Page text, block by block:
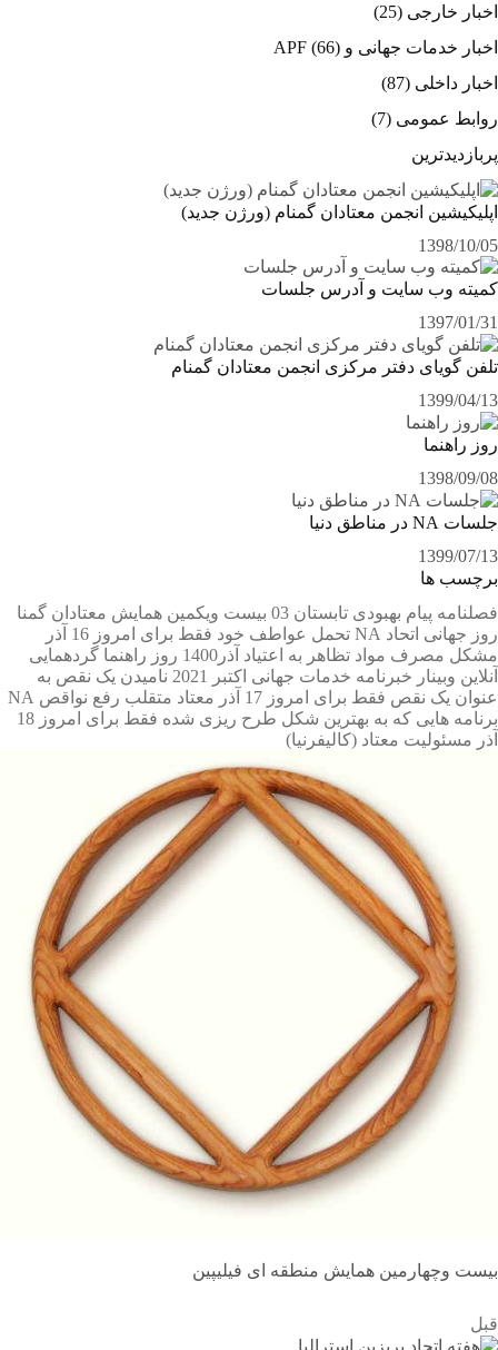
اخبار خارجی (25)
اخبار خدمات جهانی و APF (66)
اخبار داخلی (87)
روابط عمومی (7)
پربازدیدترین
اپلیکیشین انجمن معتادان گمنام (ورژن جدید)
1398/10/05
کمیته وب سایت و آدرس جلسات
1397/01/31
تلفن گویای دفتر مرکزی انجمن معتادان گمنام
1399/04/13
روز راهنما
1398/09/08
جلسات NA در مناطق دنیا
1399/07/13
برچسب ها
فصلنامه پیام بهبودی تابستان 03
بیست ویکمین همایش معتادان گمنا
روز جهانی اتحاد NA
تحمل عواطف خود فقط برای امروز 16 آذر
مشکل مصرف مواد تظاهر به اعتیاد آذر1400 روز راهنما گردهمایی
آنلاین وبینار خبرنامه خدمات جهانی اکتبر 2021
نامیدن یک نقص به
عنوان یک نقص فقط برای امروز 17 آذر معتاد متقلب رفع نواقص NA
برنامه ⁯هایی که به بهترین شکل طرح ⁯ریزی ⁯شده
فقط برای امروز 18
آذر مسئولیت معتاد (کالیفرنیا)
بیست وچهارمین همایش منطقه ای فیلیپین
قبل